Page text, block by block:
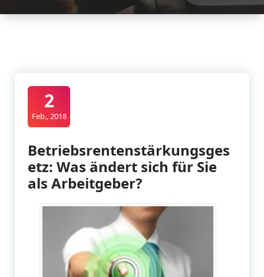
2
Feb., 2018
Betriebsrentenstärkungsges
etz: Was ändert sich für Sie
als Arbeitgeber?